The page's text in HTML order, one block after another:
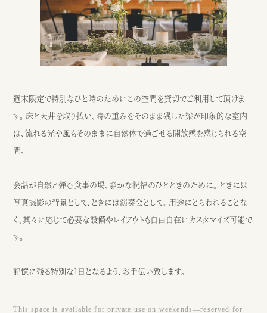
週末限定で特別なひと時のためにこの空間を貸切でご利用して頂けま
す。 床と天井を取り払い、時の重みをそのまま残した梁が印象的な室内
は、流れる光や風もそのままに自然体で過ごせる開放感を感じられる空
間。
会話が自然と弾む食事の場、静かな祝福のひとときのために。 ときには
写真撮影の背景として、ときには演奏会として。 用途にとらわれることな
く、其々に応じて必要な設備やレイアウトも自由自在にカスタマイズ可能で
す。
記憶に残る特別な1日となるよう、お手伝い致します。
This space is available for private use on weekends—reserved for